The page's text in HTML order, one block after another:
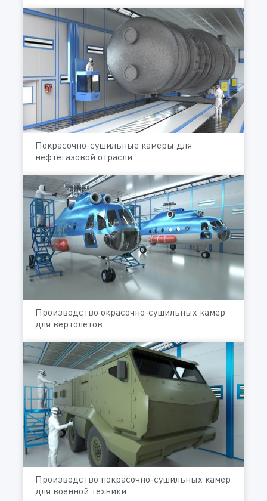
Покрасочно-сушильные камеры для
нефтегазовой отрасли
Производство окрасочно-сушильных камер
для вертолетов
Производство покрасочно-сушильных камер
для военной техники